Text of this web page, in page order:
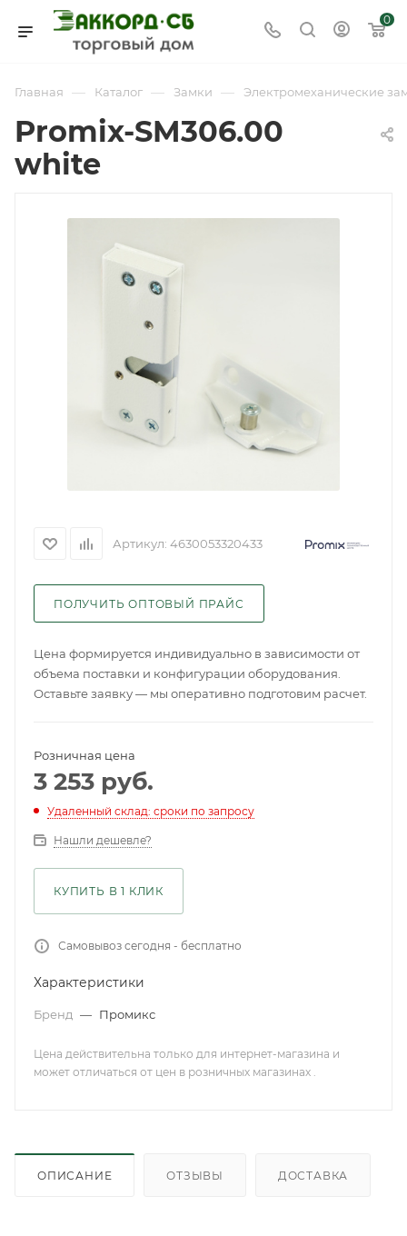
0
Главная — Каталог — Замки — Электромеханические
Promix-SM306.00
white
Артикул: 4630053320433
ПОЛУЧИТЬ ОПТОВЫЙ ПРАЙС
Цена формируется индивидуально в зависимости от
объема поставки и конфигурации оборудования.
Оставьте заявку — мы оперативно подготовим расчет.
Розничная цена
3 253 руб.
Удаленный склад: сроки по запросу
Нашли дешевле?
КУПИТЬ В 1 КЛИК
Самовывоз сегодня - бесплатно
Характеристики
Бренд — Промикс
Цена действительна только для интернет-магазина и
может отличаться от цен в розничных магазинах .
ОПИСАНИЕ ОТЗЫВЫ ДОСТАВКА